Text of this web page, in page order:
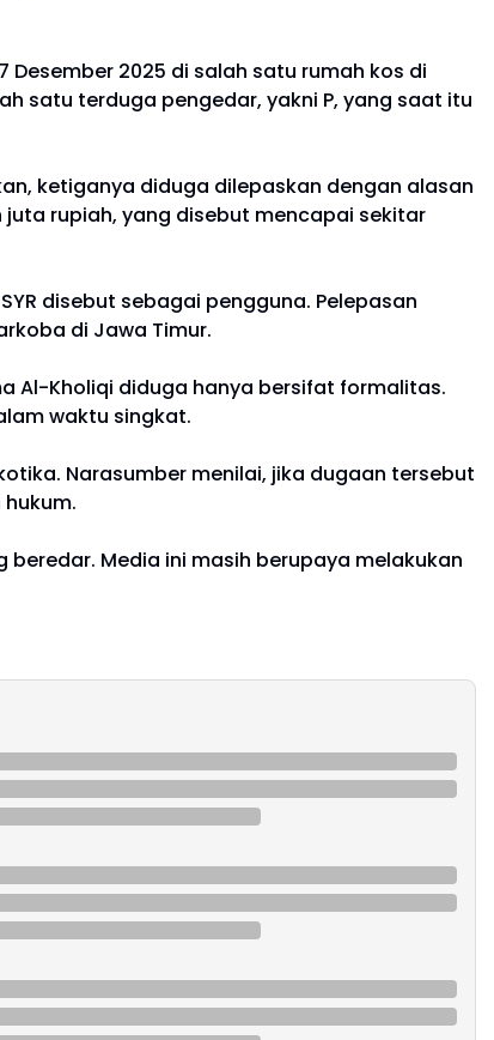
Desember 2025 di salah satu rumah kos di
satu terduga pengedar, yakni P, yang saat itu
ketiganya diduga dilepaskan dengan alasan
rupiah, yang disebut mencapai sekitar
disebut sebagai pengguna. Pelepasan
di Jawa Timur.
Al-Kholiqi diduga hanya bersifat formalitas.
waktu singkat.
Narasumber menilai, jika dugaan tersebut
Media ini masih berupaya melakukan